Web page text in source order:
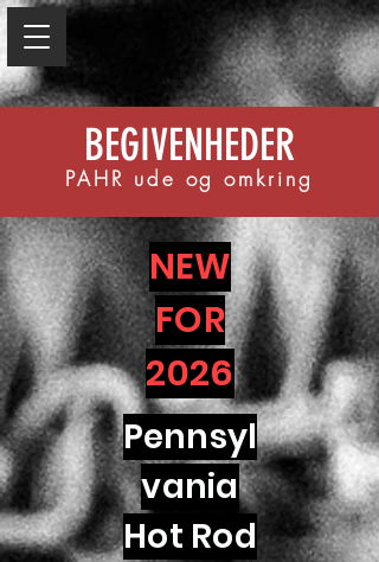
BEGIVENHEDER
PAHR ude og omkring
NEW
FOR
2026
Pennsyl
vania
Hot Rod